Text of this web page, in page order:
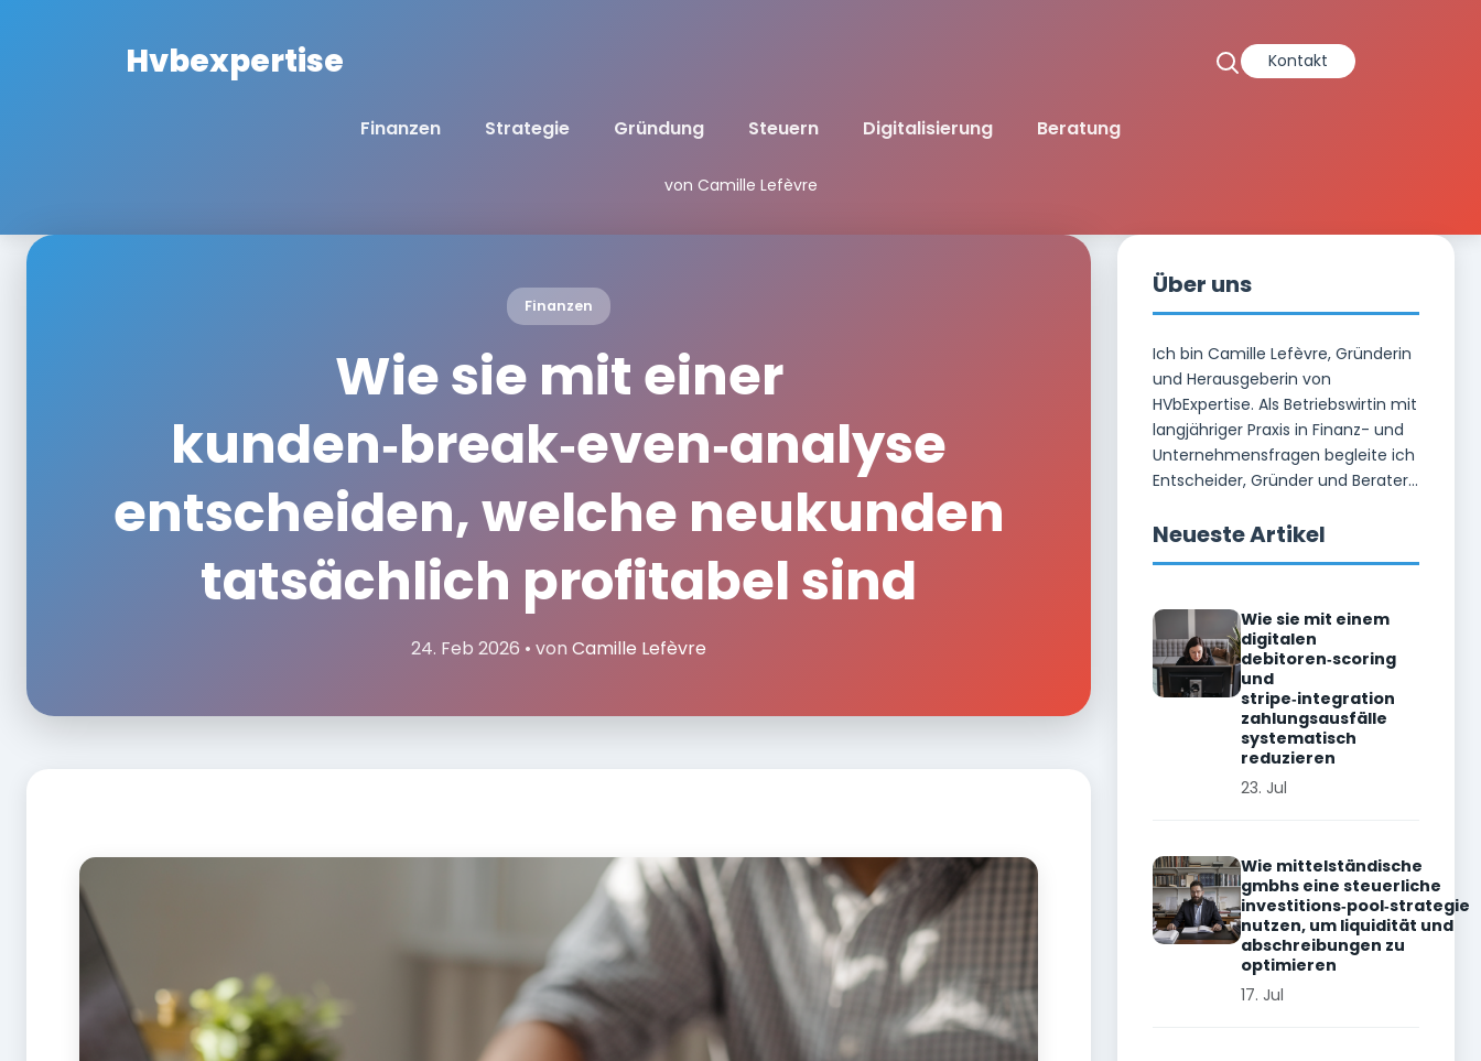
Hvbexpertise Kontakt
Finanzen Strategie Gründung Steuern Digitalisierung Beratung
von Camille Lefèvre
Finanzen
Wie sie mit einer
kunden‑break‑even‑analyse
entscheiden, welche neukunden
tatsächlich profitabel sind
24. Feb 2026 • von Camille Lefèvre
Über uns
Ich bin Camille Lefèvre, Gründerin
und Herausgeberin von
HVbExpertise. Als Betriebswirtin mit
langjähriger Praxis in Finanz- und
Unternehmensfragen begleite ich
Entscheider, Gründer und Berater...
Neueste Artikel
Wie sie mit einem
digitalen
debitoren‑scoring
und
stripe‑integration
zahlungsausfälle
systematisch
reduzieren
23. Jul
Wie mittelständische
gmbhs eine steuerliche
investitions‑pool‑strategie
nutzen, um liquidität und
abschreibungen zu
optimieren
17. Jul